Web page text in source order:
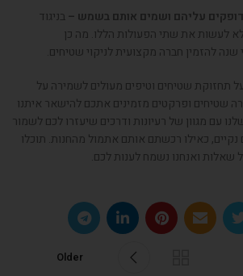
עליהם ושמים אותם בשמש –בניגוד
לעשות את שתי הפעולות הללו. מה כן
להזמין חברה מקצועית לניקוי שטיחים.
תחזוקת שטיחים וטיפים מעולים לשמירה על
שטיחים ופרקטים מזמינים אתכם להישאר איתנו
עם מגוון של רעיונות ודרכים שיעזרו לכם לשמור
, כאילו רכשתם אותם אתמול מהחנות. תוכלו
שאלות ואנחנו נשמח לענות לכם.
Older